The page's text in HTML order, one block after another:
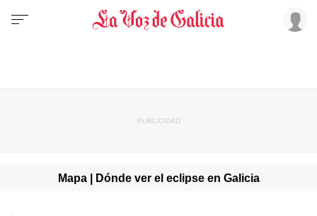
Mapa | Dónde ver el eclipse en Galicia